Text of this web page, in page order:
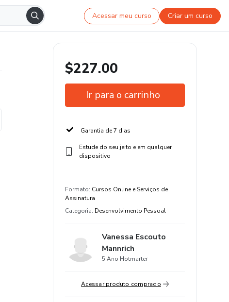
Acessar meu curso Criar um curso
$227.00
Ir para o carrinho
Garantia de 7 dias
Estude do seu jeito e em qualquer
dispositivo
Formato: Cursos Online e Serviços de
Assinatura
Categoria: Desenvolvimento Pessoal
Vanessa Escouto
Mannrich
5 Ano Hotmarter
Acessar produto comprado